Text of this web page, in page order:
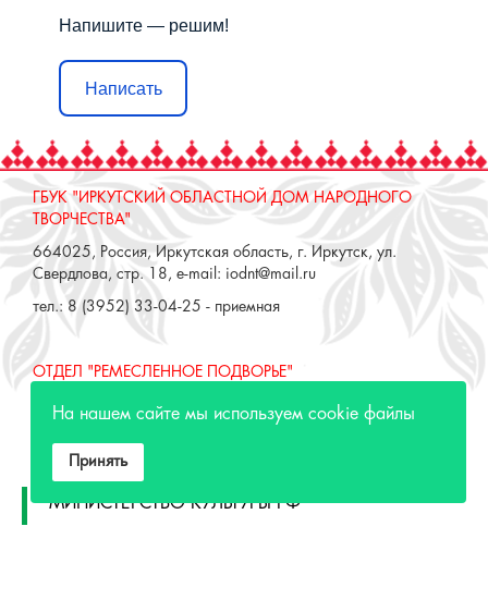
Напишите — решим!
Написать
ГБУК "ИРКУТСКИЙ ОБЛАСТНОЙ ДОМ НАРОДНОГО
ТВОРЧЕСТВА"
664025, Россия, Иркутская область, г. Иркутск, ул.
Свердлова, стр. 18, e-mail: iodnt@mail.ru
тел.: 8 (3952) 33-04-25 - приемная
ОТДЕЛ "РЕМЕСЛЕННОЕ ПОДВОРЬЕ"
664025, Россия, Иркутская область, г. Иркутск, ул. 3 июля,
тел.: 8 (3952) 48-71-30
МИНИСТЕРСТВО КУЛЬТУРЫ РФ
На нашем сайте мы используем cookie файлы
Принять